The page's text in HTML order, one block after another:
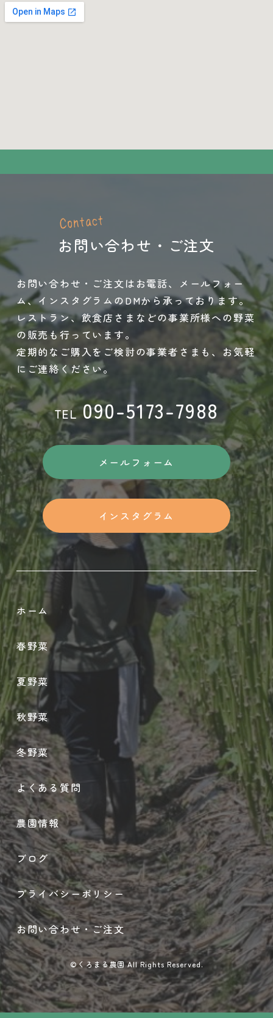
お問い合わせ・ご注文
お問い合わせ・ご注文はお電話、メールフォー
ム、インスタグラムのDMから承っております。
レストラン、飲食店さまなどの事業所様への野菜
の販売も行っています。
定期的なご購入をご検討の事業者さまも、お気軽
にご連絡ください。
TEL090-5173-7988
メールフォーム
インスタグラム
ホーム
春野菜
夏野菜
秋野菜
冬野菜
よくある質問
農園情報
ブログ
プライバシーポリシー
お問い合わせ・ご注文
©くろまる農園 All Rights Reserved.